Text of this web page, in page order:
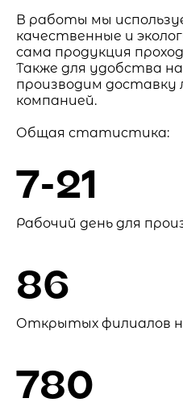
В работы мы
качественные и
сама продукция
Также для удобства
производим
компанией.
Общая статистика:
7-21
Рабочий день для
86
Открытых филиалов
780